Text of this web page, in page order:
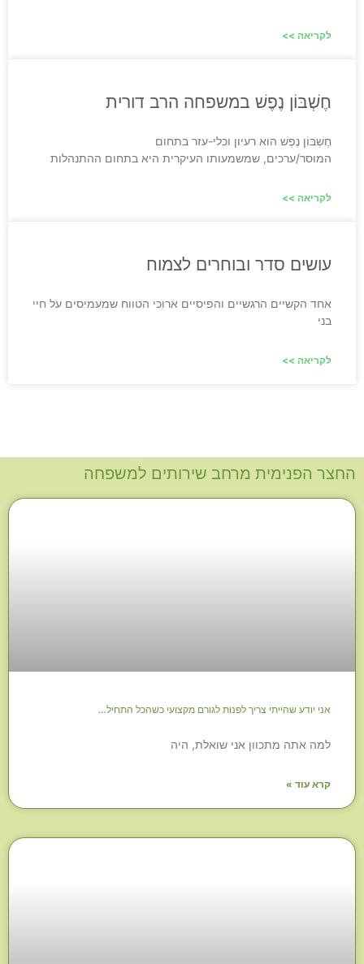
לקריאה >>
חֶשְׁבּוֹן נֶפֶשׁ במשפחה הרב דורית
חֶשְׁבּוֹן נֶפֶשׁ הוא רעיון וכלי-עזר בתחום
המוסר/ערכים, שמשמעותו העיקרית היא בתחום ההתנהלות
לקריאה >>
עושים סדר ובוחרים לצמוח
אחד הקשיים הרגשיים והפיסיים ארוכי הטווח שמעמיסים על חיי
בני
לקריאה >>
החצר הפנימית מרחב שירותים למשפחה
אני יודע שהייתי צריך לפנות לגורם מקצועי כשהכל התחיל…
למה אתה מתכוון אני שואלת, היה
קרא עוד »